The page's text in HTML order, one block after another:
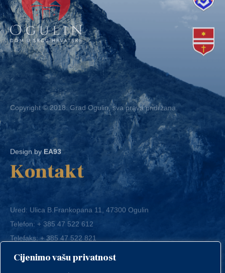
Cijenimo vašu privatnost
Copyright © 2018. Grad Ogulin, sva prava pridržana.
Design byEA93
Kontakt
Ured: Ulica B.Frankopana 11, 47300 Ogulin
Telefon:+ 385 47 522 612
Telefaks:+ 385 47 522 821
E-mail:grad-ogulin@ogulin.hr